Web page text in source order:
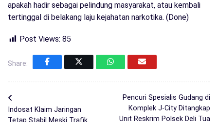
apakah hadir sebagai pelindung masyarakat, atau kembali
tertinggal di belakang laju kejahatan narkotika. (Done)
Post Views: 85
Share:
Indosat Klaim Jaringan
Tetap Stabil Meski Trafik
Pencuri Spesialis Gudang di
Komplek J-City Ditangkap
Unit Reskrim Polsek Deli Tua